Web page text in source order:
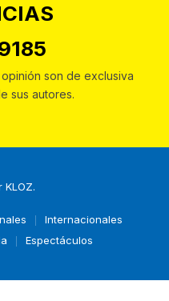
son de exclusiva
sus autores.
KLOZ.
Internacionales
Espectáculos